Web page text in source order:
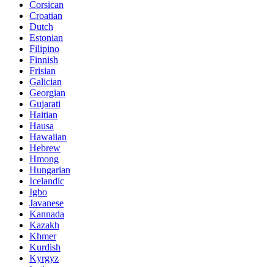
Corsican
Croatian
Dutch
Estonian
Filipino
Finnish
Frisian
Galician
Georgian
Gujarati
Haitian
Hausa
Hawaiian
Hebrew
Hmong
Hungarian
Icelandic
Igbo
Javanese
Kannada
Kazakh
Khmer
Kurdish
Kyrgyz